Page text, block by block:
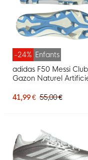
-24% Enfants
adidas F50 Messi Club
Gazon Naturel
Enfants Blanc Bleu Clair
41,99 € 55,00 €